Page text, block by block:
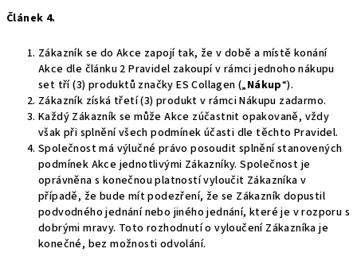
Článek 4.
Zákazník se do Akce zapojí tak, že v době a místě konání
Akce dle článku 2 Pravidel zakoupí v rámci jednoho nákupu
set tří (3) produktů značky ES Collagen („Nákup“).
Zákazník získá třetí (3) produkt v rámci Nákupu zadarmo.
Každý Zákazník se může Akce zúčastnit opakovaně, vždy
však při splnění všech podmínek účasti dle těchto Pravidel.
Společnost má výlučné právo posoudit splnění stanovených
podmínek Akce jednotlivými Zákazníky. Společnost je
oprávněna s konečnou platností vyloučit Zákazníka v
případě, že bude mít podezření, že se Zákazník dopustil
podvodného jednání nebo jiného jednání, které je v rozporu s
dobrými mravy. Toto rozhodnutí o vyloučení Zákazníka je
konečné, bez možnosti odvolání.